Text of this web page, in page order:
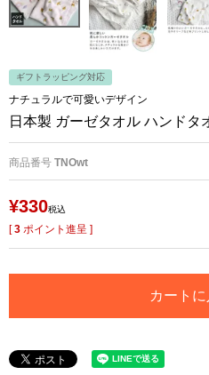
ギフトラッピング対応
ナチュラルで可愛いデザイン
日本製 ガーゼタオル ハンドタ
商品番号 TNOwt
¥330税込
[3 ポイント進呈 ]
カート